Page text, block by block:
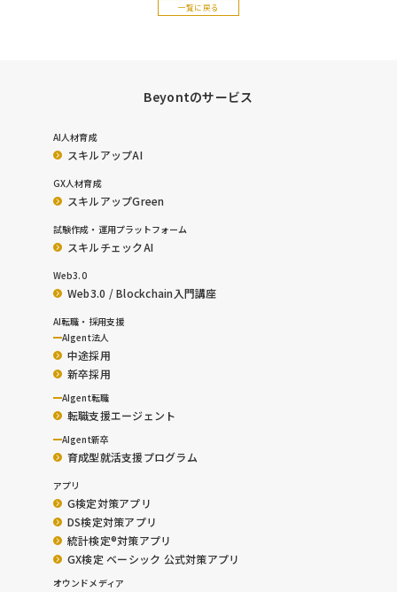
一覧に戻る
Beyontのサービス
AI人材育成
スキルアップAI
GX人材育成
スキルアップGreen
試験作成・運用プラットフォーム
スキルチェックAI
Web3.0
Web3.0 / Blockchain入門講座
AI転職・採用支援
AIgent法人
中途採用
新卒採用
AIgent転職
転職支援エージェント
AIgent新卒
育成型就活支援プログラム
アプリ
G検定対策アプリ
DS検定対策アプリ
統計検定®︎対策アプリ
GX検定 ベーシック 公式対策アプリ
オウンドメディア